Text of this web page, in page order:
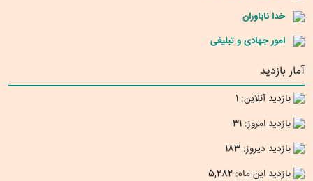
خدا ناباوران
امور جهادی و تبلیغی
آمار بازدید
بازدید آنلاین: 1
بازدید امروز: 31
بازدید دیروز: 183
بازدید این ماه: 5,282